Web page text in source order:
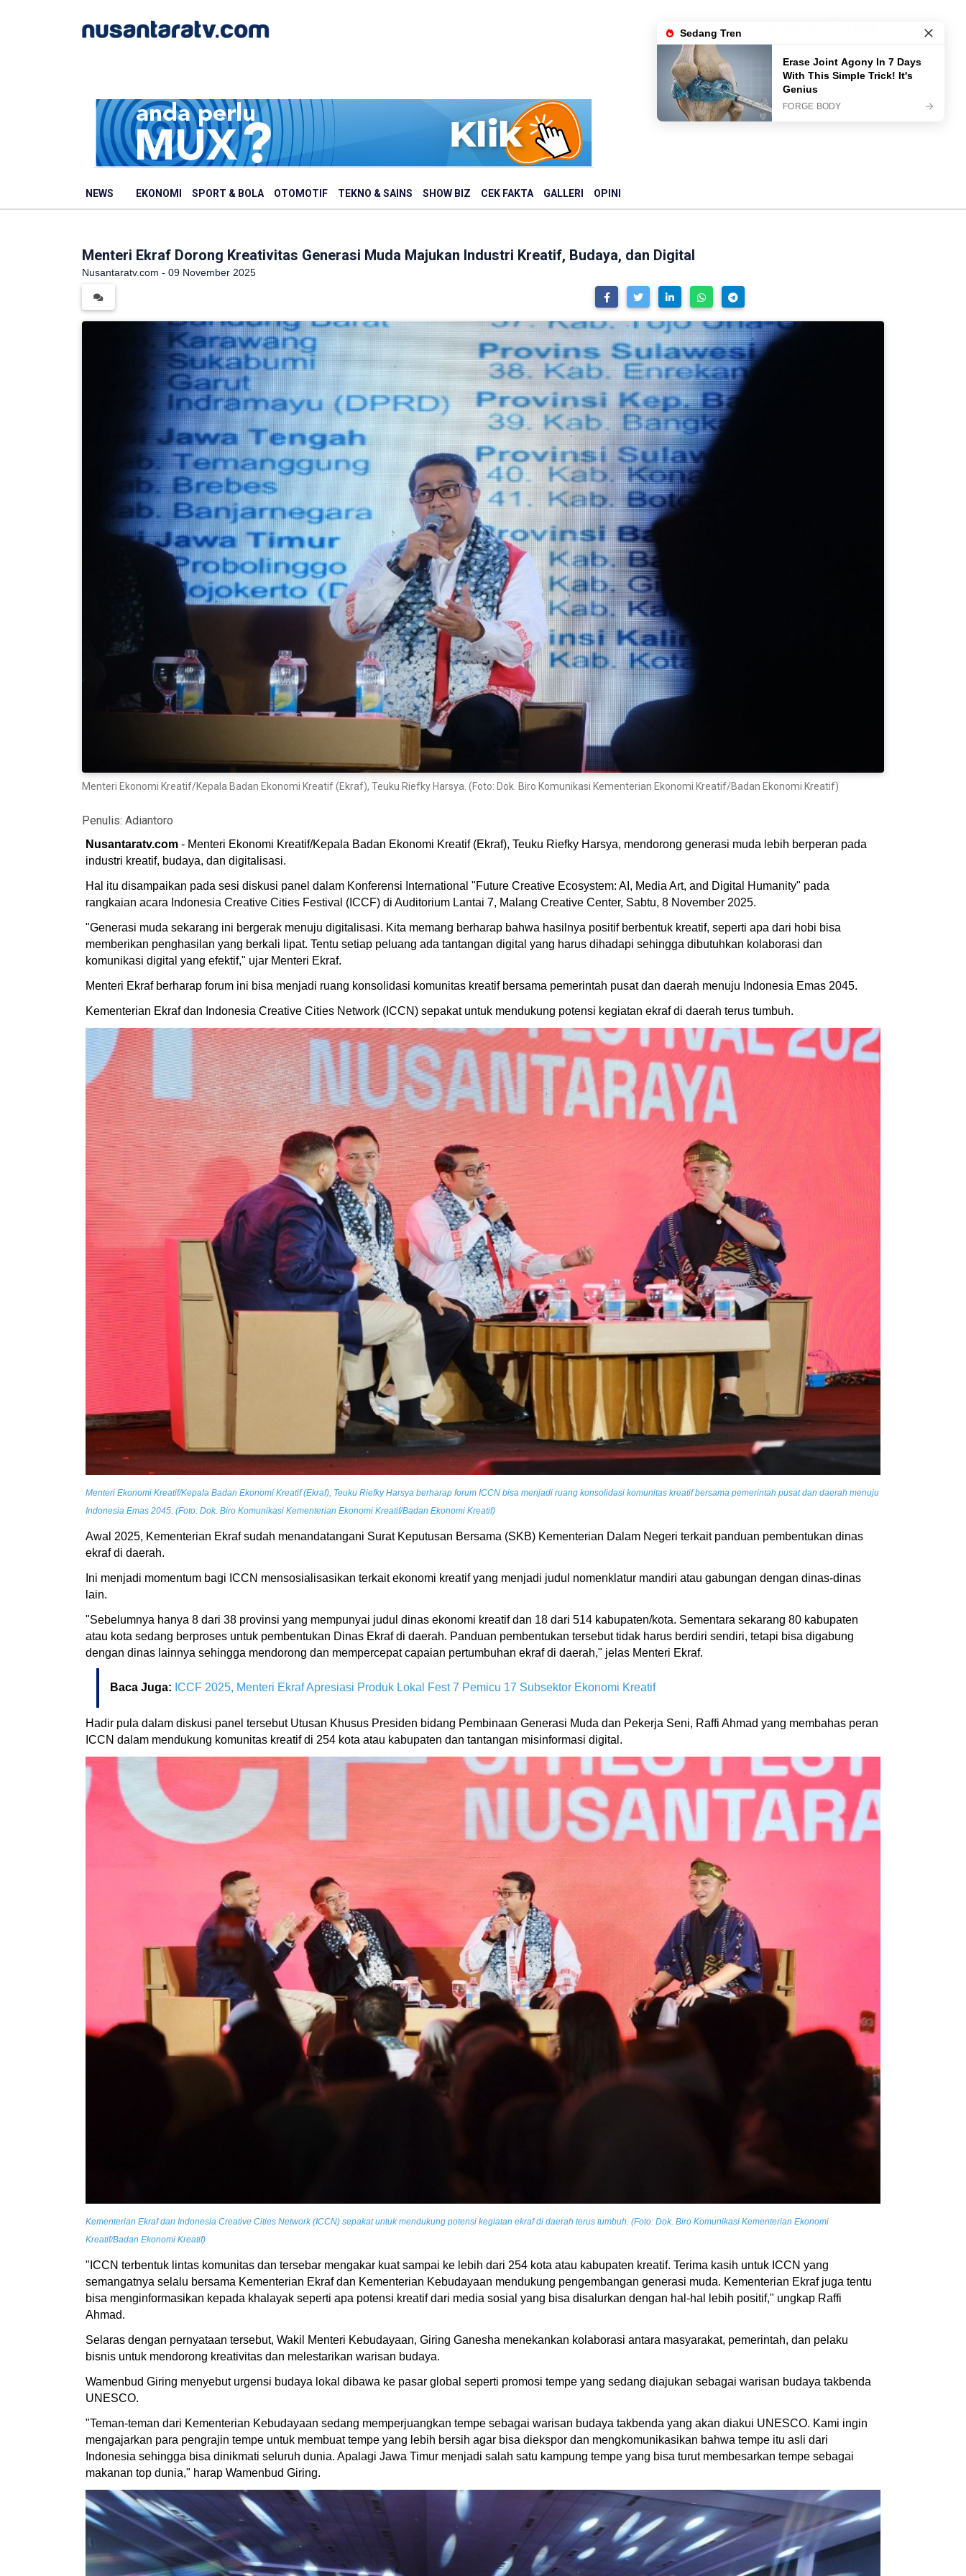
NEWS EKONOMI SPORT & BOLA OTOMOTIF TEKNO & SAINS SHOW BIZ CEK FAKTA GALLERI OPINI
Menteri Ekraf Dorong Kreativitas Generasi Muda Majukan Industri Kreatif, Budaya, dan Digital
Nusantaratv.com - 09 November 2025
Menteri Ekonomi Kreatif/Kepala Badan Ekonomi Kreatif (Ekraf), Teuku Riefky Harsya. (Foto: Dok. Biro Komunikasi Kementerian Ekonomi Kreatif/Badan Ekonomi Kreatif)
Penulis: Adiantoro
Nusantaratv.com - Menteri Ekonomi Kreatif/Kepala Badan Ekonomi Kreatif (Ekraf), Teuku Riefky Harsya, mendorong generasi muda lebih berperan pada
industri kreatif, budaya, dan digitalisasi.
Hal itu disampaikan pada sesi diskusi panel dalam Konferensi International "Future Creative Ecosystem: AI, Media Art, and Digital Humanity" pada
rangkaian acara Indonesia Creative Cities Festival (ICCF) di Auditorium Lantai 7, Malang Creative Center, Sabtu, 8 November 2025.
"Generasi muda sekarang ini bergerak menuju digitalisasi. Kita memang berharap bahwa hasilnya positif berbentuk kreatif, seperti apa dari hobi bisa
memberikan penghasilan yang berkali lipat. Tentu setiap peluang ada tantangan digital yang harus dihadapi sehingga dibutuhkan kolaborasi dan
komunikasi digital yang efektif," ujar Menteri Ekraf.
Menteri Ekraf berharap forum ini bisa menjadi ruang konsolidasi komunitas kreatif bersama pemerintah pusat dan daerah menuju Indonesia Emas 2045.
Kementerian Ekraf dan Indonesia Creative Cities Network (ICCN) sepakat untuk mendukung potensi kegiatan ekraf di daerah terus tumbuh.
Menteri Ekonomi Kreatif/Kepala Badan Ekonomi Kreatif (Ekraf), Teuku Riefky Harsya berharap forum ICCN bisa menjadi ruang konsolidasi komunitas kreatif bersama pemerintah pusat dan daerah menuju
Indonesia Emas 2045. (Foto: Dok. Biro Komunikasi Kementerian Ekonomi Kreatif/Badan Ekonomi Kreatif)
Awal 2025, Kementerian Ekraf sudah menandatangani Surat Keputusan Bersama (SKB) Kementerian Dalam Negeri terkait panduan pembentukan dinas
ekraf di daerah.
Ini menjadi momentum bagi ICCN mensosialisasikan terkait ekonomi kreatif yang menjadi judul nomenklatur mandiri atau gabungan dengan dinas-dinas
lain.
"Sebelumnya hanya 8 dari 38 provinsi yang mempunyai judul dinas ekonomi kreatif dan 18 dari 514 kabupaten/kota. Sementara sekarang 80 kabupaten
atau kota sedang berproses untuk pembentukan Dinas Ekraf di daerah. Panduan pembentukan tersebut tidak harus berdiri sendiri, tetapi bisa digabung
dengan dinas lainnya sehingga mendorong dan mempercepat capaian pertumbuhan ekraf di daerah," jelas Menteri Ekraf.
Baca Juga: ICCF 2025, Menteri Ekraf Apresiasi Produk Lokal Fest 7 Pemicu 17 Subsektor Ekonomi Kreatif
Hadir pula dalam diskusi panel tersebut Utusan Khusus Presiden bidang Pembinaan Generasi Muda dan Pekerja Seni, Raffi Ahmad yang membahas peran
ICCN dalam mendukung komunitas kreatif di 254 kota atau kabupaten dan tantangan misinformasi digital.
Kementerian Ekraf dan Indonesia Creative Cities Network (ICCN) sepakat untuk mendukung potensi kegiatan ekraf di daerah terus tumbuh. (Foto: Dok. Biro Komunikasi Kementerian Ekonomi
Kreatif/Badan Ekonomi Kreatif)
"ICCN terbentuk lintas komunitas dan tersebar mengakar kuat sampai ke lebih dari 254 kota atau kabupaten kreatif. Terima kasih untuk ICCN yang
semangatnya selalu bersama Kementerian Ekraf dan Kementerian Kebudayaan mendukung pengembangan generasi muda. Kementerian Ekraf juga tentu
bisa menginformasikan kepada khalayak seperti apa potensi kreatif dari media sosial yang bisa disalurkan dengan hal-hal lebih positif," ungkap Raffi
Ahmad.
Selaras dengan pernyataan tersebut, Wakil Menteri Kebudayaan, Giring Ganesha menekankan kolaborasi antara masyarakat, pemerintah, dan pelaku
bisnis untuk mendorong kreativitas dan melestarikan warisan budaya.
Wamenbud Giring menyebut urgensi budaya lokal dibawa ke pasar global seperti promosi tempe yang sedang diajukan sebagai warisan budaya takbenda
UNESCO.
"Teman-teman dari Kementerian Kebudayaan sedang memperjuangkan tempe sebagai warisan budaya takbenda yang akan diakui UNESCO. Kami ingin
mengajarkan para pengrajin tempe untuk membuat tempe yang lebih bersih agar bisa diekspor dan mengkomunikasikan bahwa tempe itu asli dari
Indonesia sehingga bisa dinikmati seluruh dunia. Apalagi Jawa Timur menjadi salah satu kampung tempe yang bisa turut membesarkan tempe sebagai
makanan top dunia," harap Wamenbud Giring.